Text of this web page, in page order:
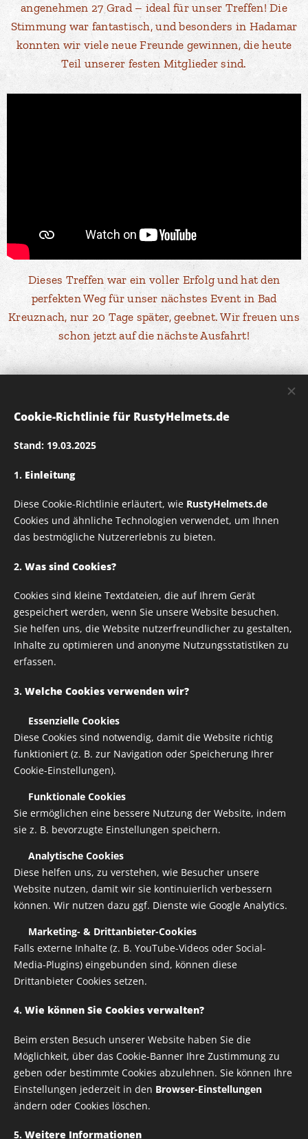
angenehmen 27 Grad – ideal für unser Treffen! Die
Stimmung war fantastisch, und besonders in Hadamar
konnten wir viele neue Freunde gewinnen, die heute
Teil unserer festen Mitglieder sind.
Dieses Treffen war ein voller Erfolg und hat den
perfekten Weg für unser nächstes Event in Bad
Kreuznach, nur 20 Tage später, geebnet. Wir freuen uns
schon jetzt auf die nächste Ausfahrt!
Schiffenberg in Gießen - Mai 2023
Unser Vespa-Treffen am Kloster Schiffenberg in Gießen
war ein voller Erfolg! Mit rund 150 Fahrern und
mindestens genauso vielen begeisterten Besuchern war
die Veranstaltung ein wahres Highlight. Schon die
nach dem ersten Kreisverkehr verfuhr sich unsere
Gruppe kurzerhand, aber niemand merkte es! Alle
fuhren einfach weiter, genossen die Fahrt und hatten
jede Menge Spaß – so ist das bei uns, alles passiert mit
Ein weiteres Highlight war das Gewinnspiel, bei dem
eine Espressomaschine verlost wurde. Doch das war
noch nicht alles: Die Musik von Alfredo sorgte für eine
unvergessliche Atmosphäre. Natürlich durfte auch das
legendäre "50 Special" Lied nicht fehlen, und Paolo
konnte es sich nicht verkneifen, zusammen mit Alfredo
einige Lieder mitzusingen – ein echter Spaß für alle!
die Stimmung bestens. Alle Teilnehmer waren
glücklich. Dank dieses gelungenen Treffens war der
Weg für unser nächstes Event in Hadamar bei Limburg
zwei Monate später bereits perfekt vorbereitet – wir
Cookie-Richtlinie für RustyHelmets.de
Stand: 19.03.2025
1. Einleitung
Diese Cookie-Richtlinie erläutert, wie RustyHelmets.de
Cookies und ähnliche Technologien verwendet, um Ihnen
das bestmögliche Nutzererlebnis zu bieten.
2. Was sind Cookies?
Cookies sind kleine Textdateien, die auf Ihrem Gerät
gespeichert werden, wenn Sie unsere Website besuchen.
Sie helfen uns, die Website nutzerfreundlicher zu gestalten,
Inhalte zu optimieren und anonyme Nutzungsstatistiken zu
erfassen.
3. Welche Cookies verwenden wir?
Essenzielle Cookies
Diese Cookies sind notwendig, damit die Website richtig
funktioniert (z. B. zur Navigation oder Speicherung Ihrer
Cookie-Einstellungen).
Funktionale Cookies
Sie ermöglichen eine bessere Nutzung der Website, indem
sie z. B. bevorzugte Einstellungen speichern.
Analytische Cookies
Diese helfen uns, zu verstehen, wie Besucher unsere
Website nutzen, damit wir sie kontinuierlich verbessern
können. Wir nutzen dazu ggf. Dienste wie Google Analytics.
Marketing- & Drittanbieter-Cookies
Falls externe Inhalte (z. B. YouTube-Videos oder Social-
Media-Plugins) eingebunden sind, können diese
Drittanbieter Cookies setzen.
4. Wie können Sie Cookies verwalten?
Beim ersten Besuch unserer Website haben Sie die
Möglichkeit, über das Cookie-Banner Ihre Zustimmung zu
geben oder bestimmte Cookies abzulehnen. Sie können Ihre
Einstellungen jederzeit in den Browser-Einstellungen
ändern oder Cookies löschen.
5. Weitere Informationen